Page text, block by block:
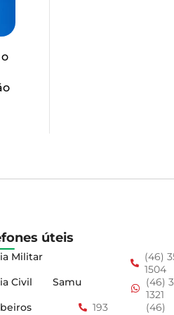
úteis
Militar
(46)
1504
Civil
Samu
(46)
1321
193
(46)